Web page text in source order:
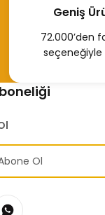
Geniş
72.000’den
seçeneğiyle